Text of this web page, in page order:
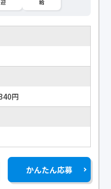
迎
給
円
かんたん応募